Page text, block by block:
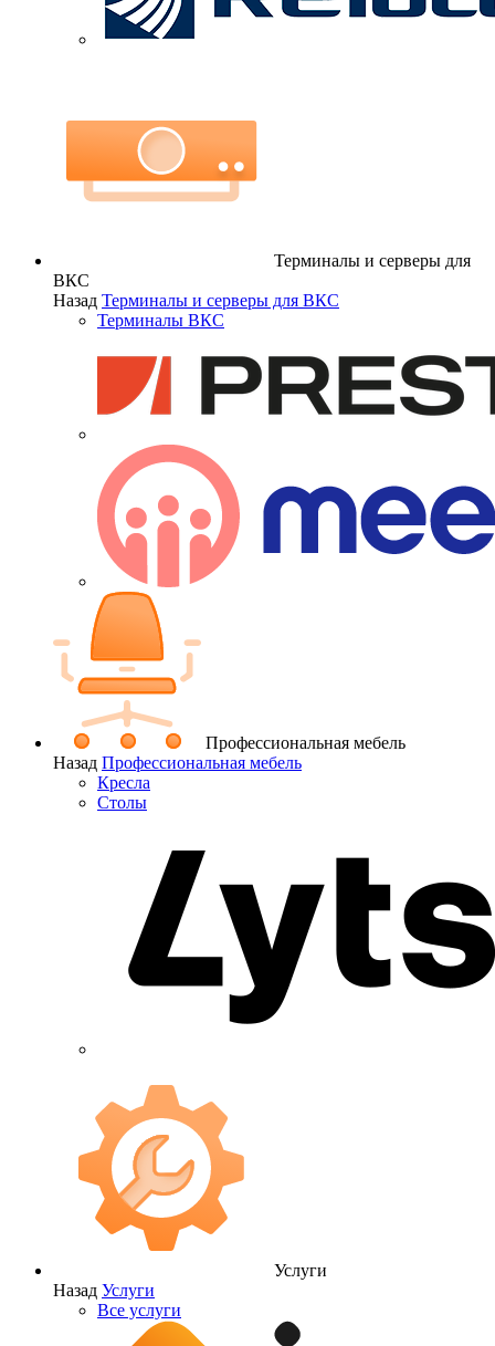
Терминалы и серверы для
ВКС
Назад Терминалы и серверы для ВКС
Терминалы ВКС
Профессиональная мебель
Назад Профессиональная мебель
Кресла
Столы
Услуги
Назад Услуги
Все услуги